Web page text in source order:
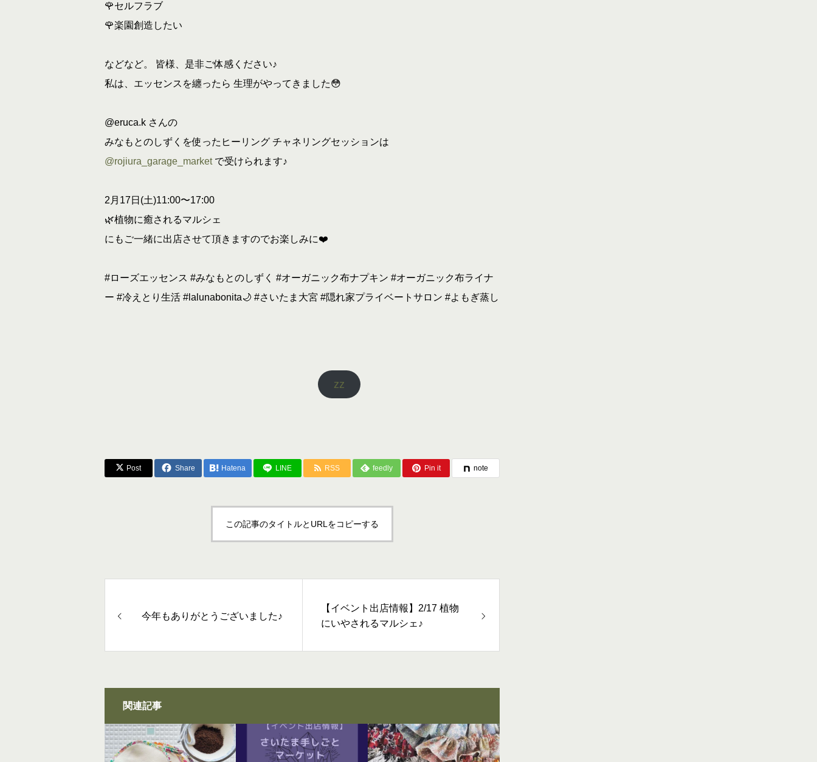
🌹セルフラブ
🌹楽園創造したい
などなど。 皆様、是非ご体感ください♪
私は、エッセンスを纏ったら 生理がやってきました😳
@eruca.k さんの
みなもとのしずくを使ったヒーリング チャネリングセッションは
@rojiura_garage_market で受けられます♪
2月17日(土)11:00〜17:00
🌿植物に癒されるマルシェ
にもご一緒に出店させて頂きますのでお楽しみに❤️
#ローズエッセンス #みなもとのしずく #オーガニック布ナプキン #オーガニック布ライナ
ー #冷えとり生活 #lalunabonita🌙 #さいたま大宮 #隠れ家プライベートサロン #よもぎ蒸し
zz
Post Share Hatena LINE RSS feedly Pin it note
この記事のタイトルとURLをコピーする
今年もありがとうございました♪
【イベント出店情報】2/17 植物
にいやされるマルシェ♪
関連記事